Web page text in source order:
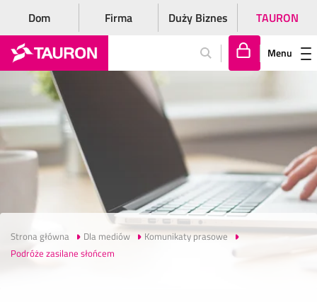
Dom Firma Duży Biznes TAURON
lo
gu
j
si
ę
Menu
Strona główna Dla mediów
Komunikaty prasowe
Podróże zasilane słońcem